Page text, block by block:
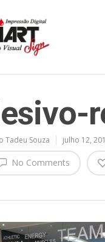
Tadeu Souza julho 12,
No Comments